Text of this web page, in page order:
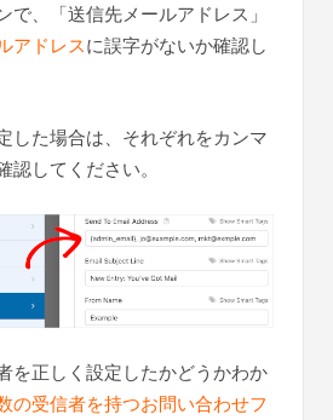
で、「送信先メールアドレス」
アドレスに誤字がないか確認し
した場合は、それぞれをカンマ
認してください。
を正しく設定したかどうかわか
の受信者を持つお問い合わせフ